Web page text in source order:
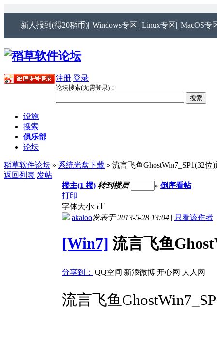
|新人报到(得20稻币)| |Windows专区| |Linux专区| |MacOS专
注册 登录
论坛搜索(无需登录)：
设施
搜索
俱乐部
论坛
稻草软件论坛 » 系统光盘下载 » 流言飞鱼GhostWin7_SP1(32
返回列表 发帖
楼主(1 楼) 转到楼层 » 倒序看帖
打印
字体大小: tT
akaloo发表于 2013-5-28 13:04 | 只看该作者
[Win7] 流言飞鱼
分享到： QQ空间 新浪微博 开心网 人人网
流言飞鱼